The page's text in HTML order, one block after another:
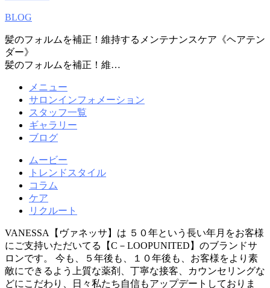
BLOG
髪のフォルムを補正！維持するメンテナンスケア《ヘアテン
ダー》
髪のフォルムを補正！維…
メニュー
サロンインフォメーション
スタッフ一覧
ギャラリー
ブログ
ムービー
トレンドスタイル
コラム
ケア
リクルート
VANESSA【ヴァネッサ】は ５０年という長い年月をお客様
にご支持いただいてる【C－LOOPUNITED】のブランドサ
ロンです。 今も、５年後も、１０年後も、お客様をより素
敵にできるよう上質な薬剤、丁寧な接客、カウンセリングな
どにこだわり、日々私たち自信もアップデートしておりま